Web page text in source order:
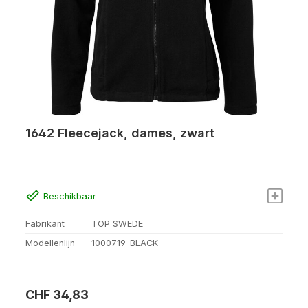
1642 Fleecejack, dames, zwart
Beschikbaar
Fabrikant
TOP SWEDE
Modellenlijn
1000719-BLACK
Normale prijs:
CHF 34,83